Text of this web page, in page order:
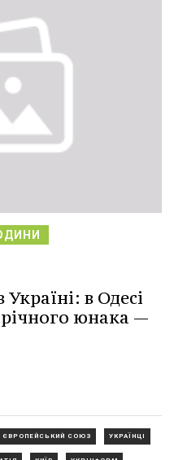
Україні: в Одесі
юнака —
ЄВРОПЕЙСЬКИЙ СОЮЗ УКРАЇНЦІ